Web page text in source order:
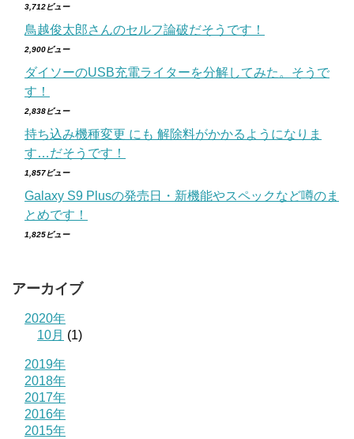
3,712ビュー
鳥越俊太郎さんのセルフ論破だそうです！
2,900ビュー
ダイソーのUSB充電ライターを分解してみた。そうで
す！
2,838ビュー
持ち込み機種変更 にも 解除料がかかるようになりま
す…だそうです！
1,857ビュー
Galaxy S9 Plusの発売日・新機能やスペックなど噂のま
とめです！
1,825ビュー
アーカイブ
2020年
10月 (1)
2019年
2018年
2017年
2016年
2015年